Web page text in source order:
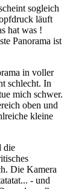
sogleich
läuft
hat was !
Panorama ist
in voller
schlecht. In
mich schwer.
oben und
kleine
die
Die Kamera
- und